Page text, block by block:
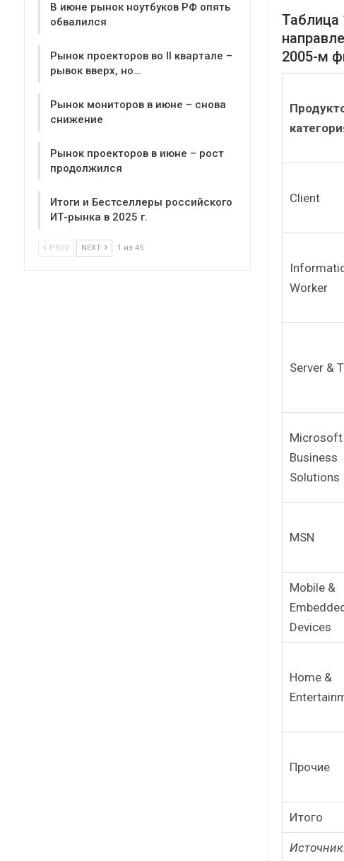
Таблица
2005-м
Client
Worker
Server &
Microsoft
Business
Solutions
MSN
Mobile &
Devices
Home &
Прочие
Итого
В июне рынок ноутбуков РФ опять
обвалился
Рынок проекторов во II квартале –
рывок вверх, но…
Рынок мониторов в июне – снова
снижение
Рынок проекторов в июне – рост
продолжился
Итоги и Бестселлеры российского
ИТ-рынка в 2025 г.
PREV NEXT 1 из 45